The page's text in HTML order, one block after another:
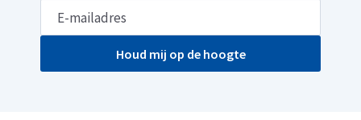
Houd mij op de hoogte